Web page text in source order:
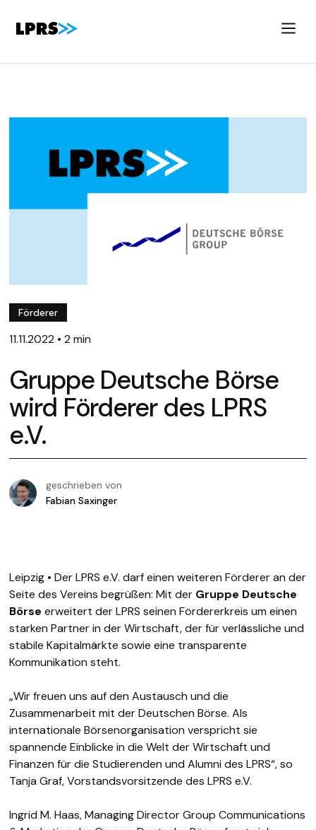
Förderer
11.11.2022 • 2 min
Gruppe Deutsche Börse
wird Förderer des LPRS
e.V.
geschrieben von
Fabian Saxinger
Leipzig • Der LPRS e.V. darf einen weiteren Förderer an der
Seite des Vereins begrüßen: Mit der Gruppe Deutsche
Börse erweitert der LPRS seinen Fördererkreis um einen
starken Partner in der Wirtschaft, der für verlässliche und
stabile Kapitalmärkte sowie eine transparente
Kommunikation steht.
„Wir freuen uns auf den Austausch und die
Zusammenarbeit mit der Deutschen Börse. Als
internationale Börsenorganisation verspricht sie
spannende Einblicke in die Welt der Wirtschaft und
Finanzen für die Studierenden und Alumni des LPRS“, so
Tanja Graf, Vorstandsvorsitzende des LPRS e.V.
Ingrid M. Haas, Managing Director Group Communications